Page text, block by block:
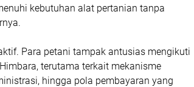
kebutuhan alat pertanian tanpa
Para petani tampak antusias mengikuti
terutama terkait mekanisme
hingga pola pembayaran yang